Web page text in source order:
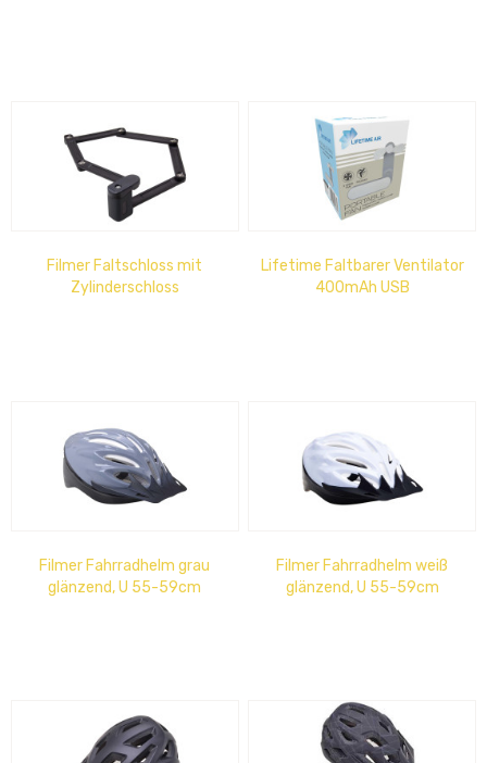
Filmer Faltschloss mit
Zylinderschloss
Lifetime Faltbarer Ventilator
400mAh USB
Filmer Fahrradhelm grau
glänzend, U 55-59cm
Filmer Fahrradhelm weiß
glänzend, U 55-59cm